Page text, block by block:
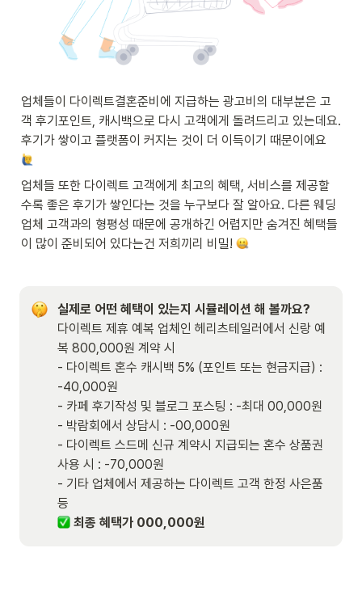
업체들이 다이렉트결혼준비에 지급하는 광고비의 대부분은 고
객 후기포인트, 캐시백으로 다시 고객에게 돌려드리고 있는데요.
후기가 쌓이고 플랫폼이 커지는 것이 더 이득이기 때문이에요
업체들 또한 다이렉트 고객에게 최고의 혜택, 서비스를 제공할
수록 좋은 후기가 쌓인다는 것을 누구보다 잘 알아요. 다른 웨딩
업체 고객과의 형평성 때문에 공개하긴 어렵지만 숨겨진 혜택들
이 많이 준비되어 있다는건 저희끼리 비밀!
다이렉트 제휴 예복 업체인 헤리츠테일러에서 신랑 예
복 800,000원 계약 시
- 다이렉트 혼수 캐시백 5% (포인트 또는 현금지급) :
-40,000원
- 카페 후기작성 및 블로그 포스팅 : -최대 00,000원
- 박람회에서 상담시 : -00,000원
- 다이렉트 스드메 신규 계약시 지급되는 혼수 상품권
사용 시 : -70,000원
- 기타 업체에서 제공하는 다이렉트 고객 한정 사은품
등
최종 혜택가 000,000원